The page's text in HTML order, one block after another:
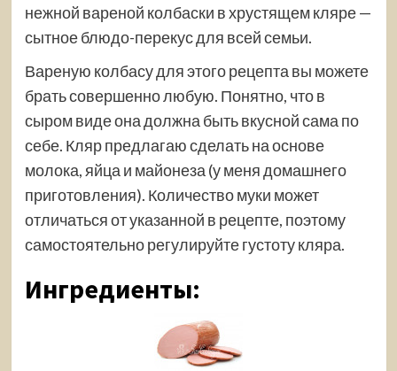
нежной вареной колбаски в хрустящем кляре —
сытное блюдо-перекус для всей семьи.
Вареную колбасу для этого рецепта вы можете
брать совершенно любую. Понятно, что в
сыром виде она должна быть вкусной сама по
себе. Кляр предлагаю сделать на основе
молока, яйца и майонеза (у меня домашнего
приготовления). Количество муки может
отличаться от указанной в рецепте, поэтому
самостоятельно регулируйтегустоту кляра.
Ингредиенты: